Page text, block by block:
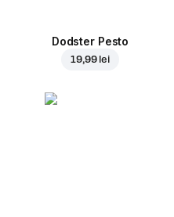
Dodster Pesto
19,99 lei